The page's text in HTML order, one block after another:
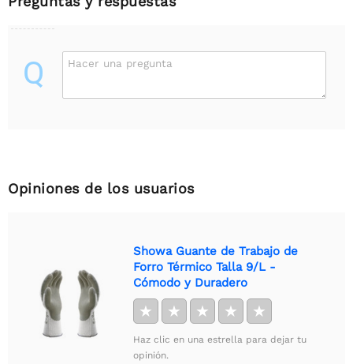
Q Hacer una pregunta
Opiniones de los usuarios
Showa Guante de Trabajo de
Forro Térmico Talla 9/L -
Cómodo y Duradero
★ ★ ★ ★ ★
Haz clic en una estrella para dejar tu
opinión.